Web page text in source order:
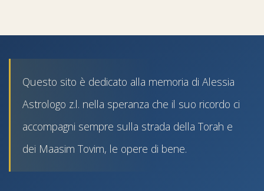
Questo sito è dedicato alla memoria di Alessia
Astrologo z.l. nella speranza che il suo ricordo ci
accompagni sempre sulla strada della Torah e
dei Maasim Tovim, le opere di bene.